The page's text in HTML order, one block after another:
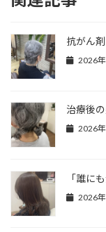
抗がん
2026
治療後
2026
「誰に
2026